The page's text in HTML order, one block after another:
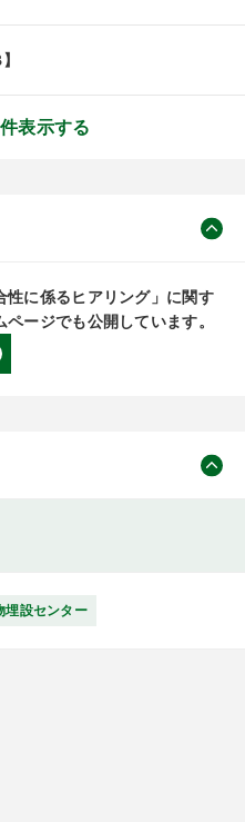
表示する
性に係るヒアリング」に関す
ージでも公開しています。
設センター